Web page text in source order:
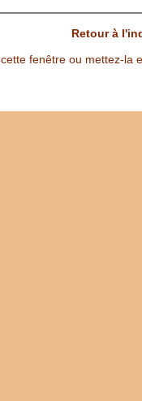
Retour à
fenêtre ou mettez-la